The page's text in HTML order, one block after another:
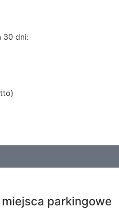
30 dni:
parkingowe